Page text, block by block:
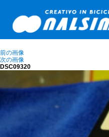
前の画像
次の画像
DSC09320